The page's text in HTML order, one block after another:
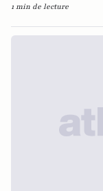
1 min de lecture